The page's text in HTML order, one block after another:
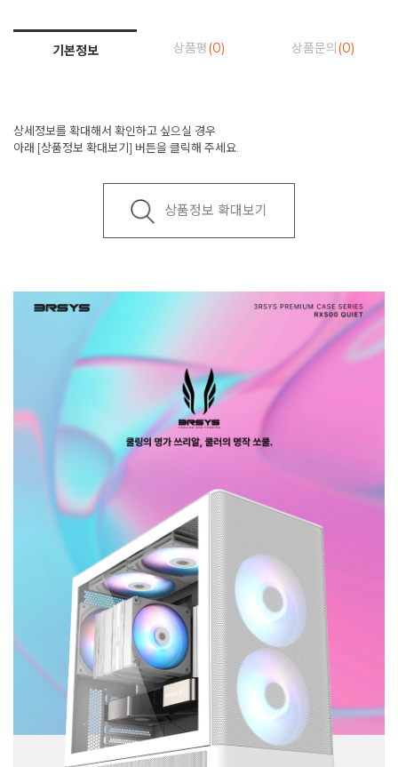
기본정보 상품평 (0) 상품문의 (0)
상세정보를 확대해서 확인하고 싶으실 경우
아래 [상품정보 확대보기] 버튼을 클릭해 주세요.
상품정보 확대보기